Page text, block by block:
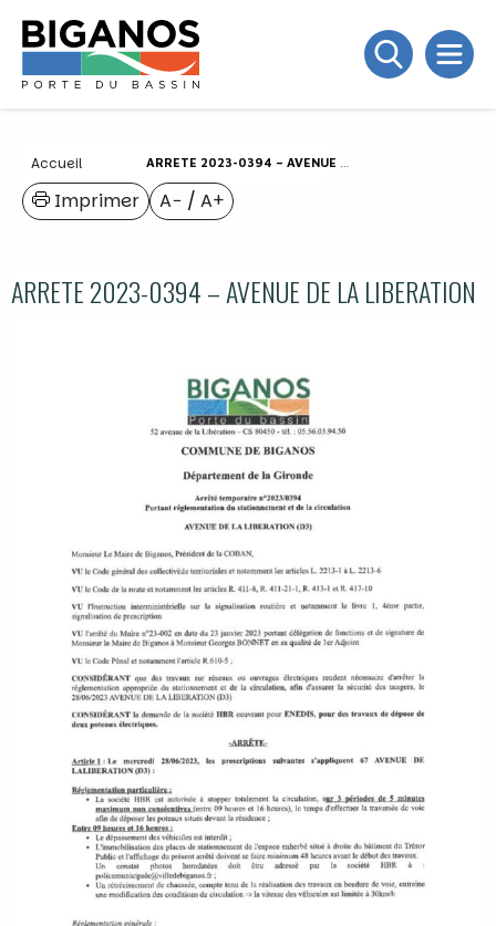
Accueil ARRETE 2023-0394 – AVENUE DE LA LIBERATION
A− / A+
Imprimer
ARRETE 2023-0394 – AVENUE DE LA LIBERATION